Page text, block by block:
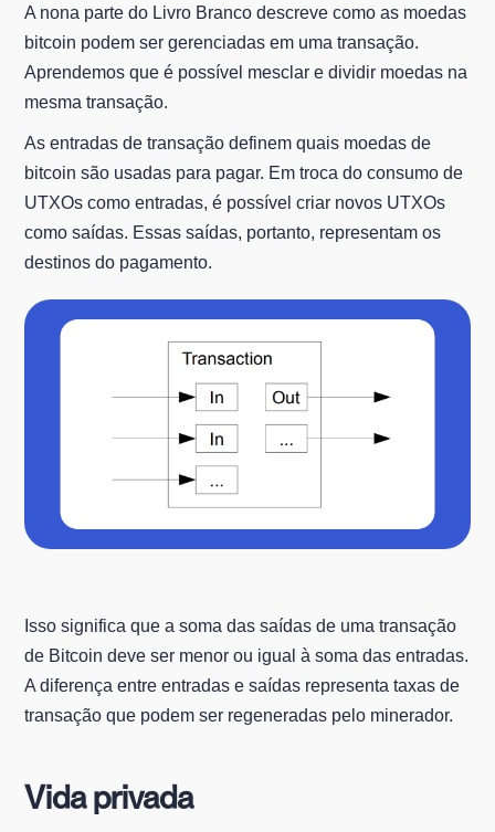
A nona parte do Livro Branco descreve como as moedas
bitcoin podem ser gerenciadas em uma transação.
Aprendemos que é possível mesclar e dividir moedas na
mesma transação.
As entradas de transação definem quais moedas de
bitcoin são usadas para pagar. Em troca do consumo de
UTXOs como entradas, é possível criar novos UTXOs
como saídas. Essas saídas, portanto, representam os
destinos do pagamento.
Isso significa que a soma das saídas de uma transação
de Bitcoin deve ser menor ou igual à soma das entradas.
A diferença entre entradas e saídas representa taxas de
transação que podem ser regeneradas pelo minerador.
Vida privada